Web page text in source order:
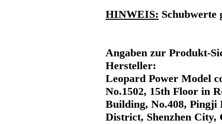
HINWEIS: Schubwerte
Angaben zur Produkt-
Hersteller:
Leopard Power Model
No.1502, 15th Floor in
Building, No.408, Pingji
District, Shenzhen City,